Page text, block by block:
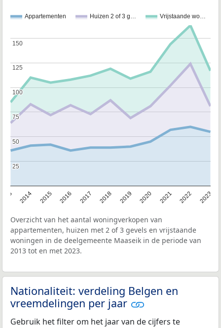
Appartementen Huizen 2 of 3 g… Vrijstaande wo…
2014 2015 2016 2017 2018 2019 2020 2021 2022 2023
25
25
50
50
75
75
100
100
125
125
150
150
Overzicht van het aantal woningverkopen van
appartementen, huizen met 2 of 3 gevels en vrijstaande
woningen in de deelgemeente Maaseik in de periode van
2013 tot en met 2023.
Nationaliteit: verdeling Belgen en
vreemdelingen per jaar
Gebruik het filter om het jaar van de cijfers te